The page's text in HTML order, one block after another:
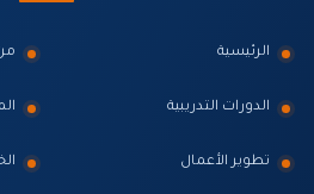
الرئيسية
الدورات التدريبية
تطوير الأعمال